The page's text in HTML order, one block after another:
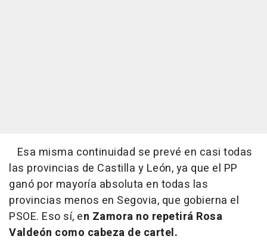
Esa misma continuidad se prevé en casi todas
las provincias de Castilla y León, ya que el PP
ganó por mayoría absoluta en todas las
provincias menos en Segovia, que gobierna el
PSOE. Eso sí, en Zamora no repetirá Rosa
Valdeón como cabeza de cartel.